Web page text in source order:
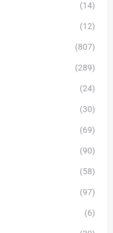
(14)
(12)
(807)
(289)
(24)
(30)
(69)
(90)
(58)
(97)
(6)